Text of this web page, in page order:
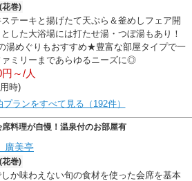
巻)
ステーキと揚げたて天ぷら＆釜めしフェア開
した大浴場には打たせ湯・つぼ湯もあり！
湯めぐりもおすすめ★豊富な部屋タイプで一
ァミリーまであらゆるニーズに◎
～/人
時)
ランをすべて見る（192件）
料理が自慢！温泉付のお部屋有
美亭
巻)
か味わえない旬の食材を使った会席を基本